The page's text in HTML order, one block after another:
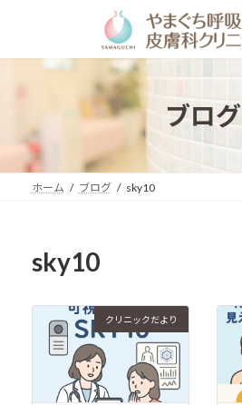
ン
プ
ー
動
ブログ
ホーム ブログ sky10
sky10
クリニックだより